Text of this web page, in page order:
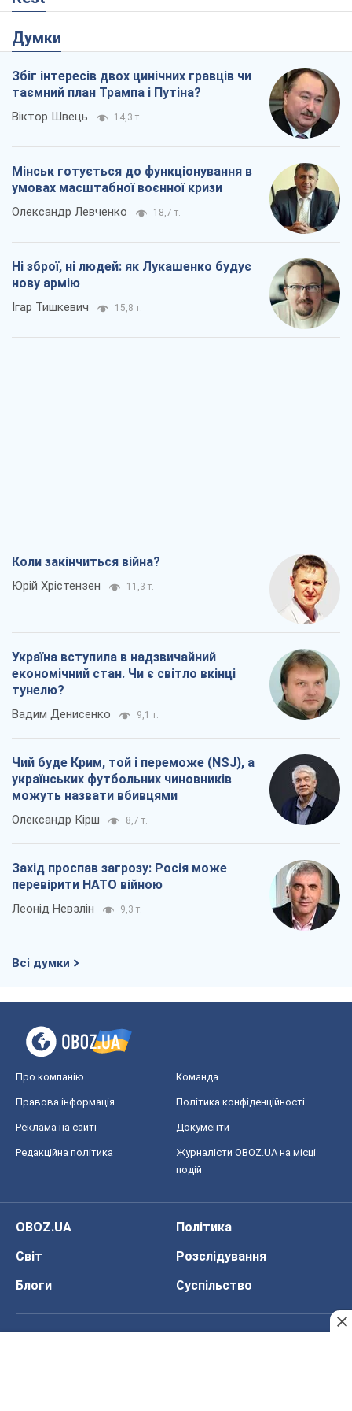
Думки
Збіг інтересів двох цинічних гравців чи
таємний план Трампа і Путіна?
Віктор Швець 14,3 т.
Мінськ готується до функціонування в
умовах масштабної воєнної кризи
Олександр Левченко 18,7 т.
Ні зброї, ні людей: як Лукашенко будує
нову армію
Ігар Тишкевич 15,8 т.
Коли закінчиться війна?
Юрій Хрістензен 11,3 т.
Україна вступила в надзвичайний
економічний стан. Чи є світло вкінці
тунелю?
Вадим Денисенко 9,1 т.
Чий буде Крим, той і переможе (NSJ), а
українських футбольних чиновників
можуть назвати вбивцями
Олександр Кірш 8,7 т.
Захід проспав загрозу: Росія може
перевірити НАТО війною
Леонід Невзлін 9,3 т.
Всі думки
Про компанію Команда
Правова інформація Політика конфіденційності
Реклама на сайті Документи
Редакційна політика
Журналісти OBOZ.UA на місці
подій
OBOZ.UA
Політика
Світ
Розслідування
Блоги
Суспільство